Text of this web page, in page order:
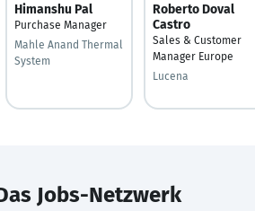
Himanshu Pal
Purchase Manager
Mahle Anand Thermal
System
Roberto Doval
Castro
Sales & Customer
Manager Europe
Lucena
Jobs-Netzwerk